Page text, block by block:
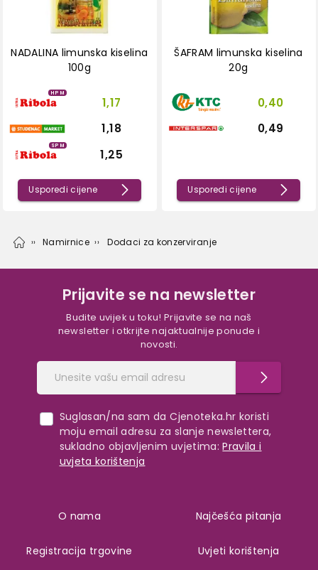
NADALINA limunska kiselina
100g
HPM
1,17
1,18
SPM
1,25
Usporedi cijene
ŠAFRAM limunska kiselina
20g
0,40
0,49
Usporedi cijene
Namirnice Dodaci za konzerviranje
Prijavite se na newsletter
Budite uvijek u toku! Prijavite se na naš
newsletter i otkrijte najaktualnije ponude i
novosti.
Suglasan/na sam da Cjenoteka.hr koristi
moju email adresu za slanje newslettera,
sukladno objavljenim uvjetima: Pravila i
uvjeta korištenja
O nama
Registracija trgovine
Najčešća pitanja
Uvjeti korištenja